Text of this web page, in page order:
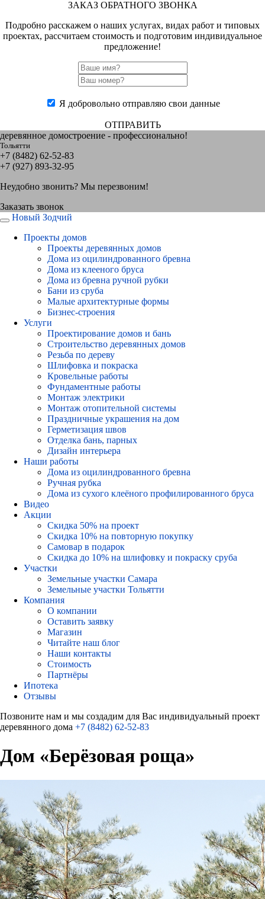
ЗАКАЗ ОБРАТНОГО ЗВОНКА
Подробно расскажем о наших услугах, видах работ и типовых
проектах, рассчитаем стоимость и подготовим индивидуальное
предложение!
Я добровольно отправляю свои данные
ОТПРАВИТЬ
деревянное домостроение - профессионально!
Тольятти
+7 (8482) 62-52-83
+7 (927) 893-32-95
Неудобно звонить? Мы перезвоним!
Заказать звонок
Новый Зодчий
Проекты домов
Проекты деревянных домов
Дома из оцилиндрованного бревна
Дома из клееного бруса
Дома из бревна ручной рубки
Бани из сруба
Малые архитектурные формы
Бизнес-строения
Услуги
Проектирование домов и бань
Строительство деревянных домов
Резьба по дереву
Шлифовка и покраска
Кровельные работы
Фундаментные работы
Монтаж электрики
Монтаж отопительной системы
Праздничные украшения на дом
Герметизация швов
Отделка бань, парных
Дизайн интерьера
Наши работы
Дома из оцилиндрованного бревна
Ручная рубка
Дома из сухого клеёного профилированного бруса
Видео
Акции
Скидка 50% на проект
Скидка 10% на повторную покупку
Самовар в подарок
Скидка до 10% на шлифовку и покраску сруба
Участки
Земельные участки Самара
Земельные участки Тольятти
Компания
О компании
Оставить заявку
Магазин
Читайте наш блог
Наши контакты
Стоимость
Партнёры
Ипотека
Отзывы
Позвоните нам и мы создадим для Вас индивидуальный проект
деревянного дома +7 (8482) 62-52-83
Дом «Берёзовая роща»